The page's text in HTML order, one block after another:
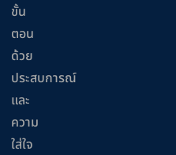
ขั้น
ตอน
ด้วย
ประสบการณ์
และ
ความ
ใส่ใจ